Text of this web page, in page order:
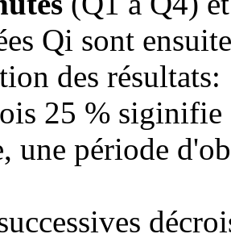
Qi sont
des résultats:
25 % siginifie
une période